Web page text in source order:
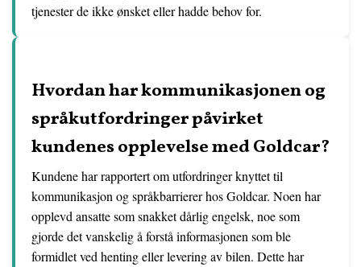
tjenester de ikke ønsket eller hadde behov for.
Hvordan har kommunikasjonen og
språkutfordringer påvirket
kundenes opplevelse med Goldcar?
Kundene har rapportert om utfordringer knyttet til
kommunikasjon og språkbarrierer hos Goldcar. Noen har
opplevd ansatte som snakket dårlig engelsk, noe som
gjorde det vanskelig å forstå informasjonen som ble
formidlet ved henting eller levering av bilen. Dette har